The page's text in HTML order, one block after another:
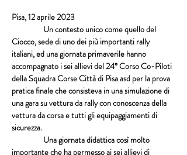
Pisa, 12 aprile 2023
Un contesto unico come quello del
Ciocco, sede di uno dei più importanti rally
italiani, ed una giornata primaverile hanno
accompagnato i sei allievi del 24° Corso Co-Piloti
della Squadra Corse Città di Pisa asd per la prova
pratica finale che consisteva in una simulazione di
una gara su vettura da rally con conoscenza della
vettura da corsa e tutti gli equipaggiamenti di
sicurezza.
Una giornata didattica così molto
importante che ha permesso ai sei allievi di